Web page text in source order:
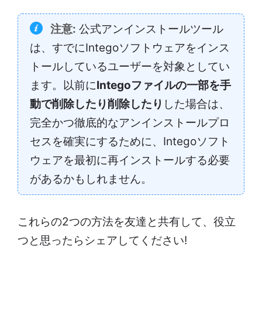
注意: 公式アンインストールツール
は、すでにIntegoソフトウェアをインス
トールしているユーザーを対象としてい
ます。以前にIntegoファイルの一部を手
動で削除したり削除したり した場合は、
完全かつ徹底的なアンインストールプロ
セスを確実にするために、Integoソフト
ウェアを最初に再インストールする必要
があるかもしれません。
これらの2つの方法を友達と共有して、役立
つと思ったらシェアしてください!